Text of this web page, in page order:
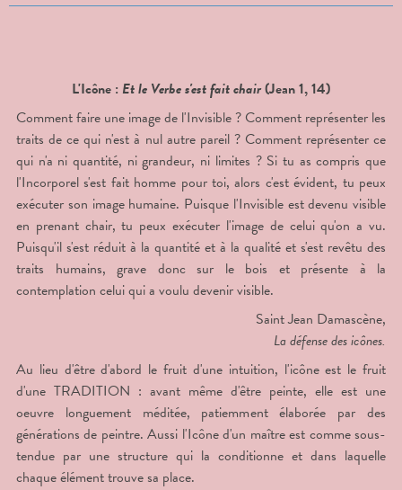
L'Icône : Et le Verbe s'est fait chair(Jean 1, 14)
Comment faire une image de l'Invisible ? Comment représenter les
traits de ce qui n'est à nul autre pareil ? Comment représenter ce
qui n'a ni quantité, ni grandeur, ni limites ? Si tu as compris que
l'Incorporel s'est fait homme pour toi, alors c'est évident, tu peux
exécuter son image humaine. Puisque l'Invisible est devenu visible
en prenant chair, tu peux exécuter l'image de celui qu'on a vu.
Puisqu'il s'est réduit à la quantité et à la qualité et s'est revêtu des
traits humains, grave donc sur le bois et présente à la
contemplation celui qui a voulu devenir visible.
Saint Jean Damascène,
La défense des icônes.
Au lieu d'être d'abord le fruit d'une intuition, l'icône est le fruit
d'une TRADITION : avant même d'être peinte, elle est une
oeuvre longuement méditée, patiemment élaborée par des
générations de peintre. Aussi l'Icône d'un maître est comme sous-
tendue par une structure qui la conditionne et dans laquelle
chaque élément trouve sa place.